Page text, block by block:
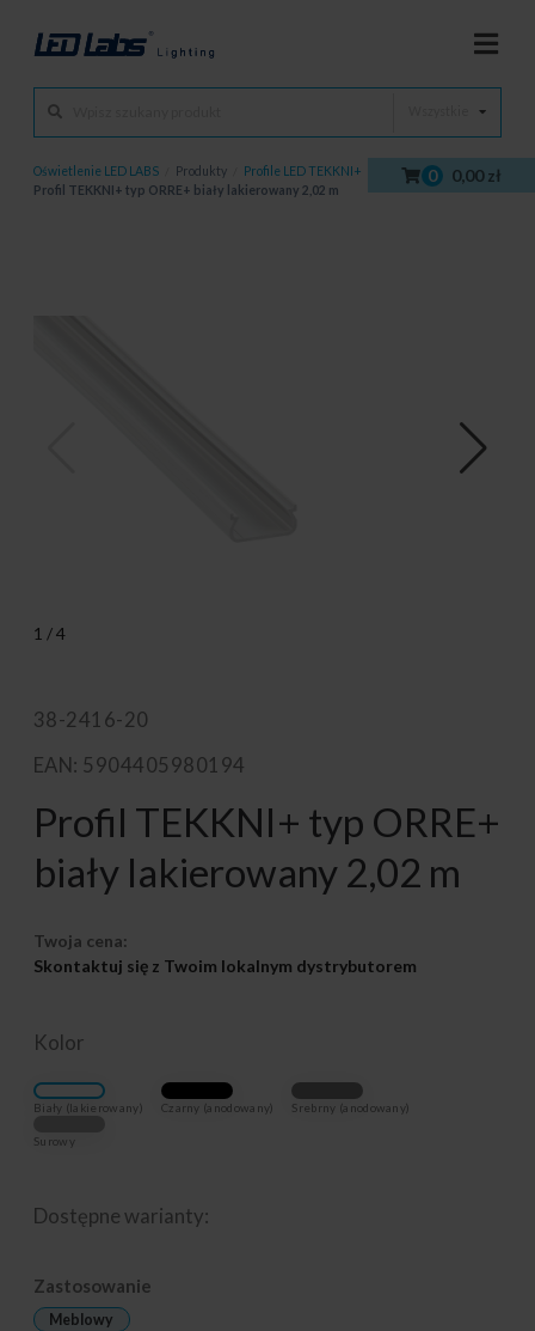
0 0,00 zł
Oświetlenie LED LABS Produkty Profile LED TEKKNI+ Profile LED
Profil TEKKNI+ typ ORRE+ biały lakierowany 2,02 m
1 /4
38-2416-20
EAN: 5904405980194
Profil TEKKNI+ typ ORRE+
biały lakierowany 2,02 m
Twoja cena:
Skontaktuj się z Twoim lokalnym dystrybutorem
Kolor
Biały (lakierowany) Czarny (anodowany) Srebrny (anodowany)
Surowy
Dostępne warianty:
Zastosowanie
Meblowy